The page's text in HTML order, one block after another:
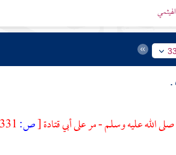
الله عليه وسلم - مر علىأبي قتادة[ص: